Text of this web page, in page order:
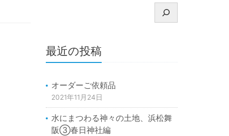
最近の投稿
オーダーご依頼品
2021年11月24日
水にまつわる神々の土地、浜松舞
阪③春日神社編